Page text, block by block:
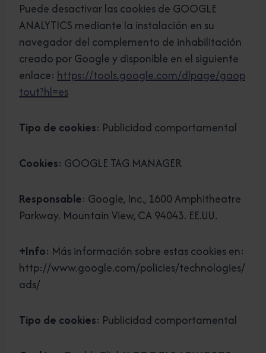
Puede desactivar las cookies de GOOGLE
ANALYTICS mediante la instalación en su
navegador del complemento de inhabilitación
creado por Google y disponible en el siguiente
enlace: https://tools.google.com/dlpage/gaop
tout?hl=es
Tipo de cookies: Publicidad comportamental
Cookies: GOOGLE TAG MANAGER
Responsable: Google, Inc., 1600 Amphitheatre
Parkway. Mountain View, CA 94043. EE.UU.
+Info: Más información sobre estas cookies en:
http://www.google.com/policies/technologies/
ads/
Tipo de cookies: Publicidad comportamental